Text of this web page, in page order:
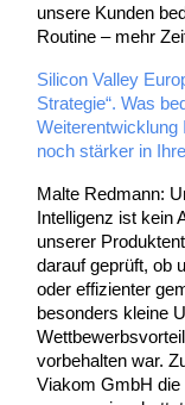
unsere Kunden
Routine – mehr
Silicon Valley
Strategie“. Was
Weiterentwicklung
noch stärker in
Malte Redmann:
Intelligenz ist kein
unserer
darauf geprüft, ob
oder effizienter
besonders kleine
vorbehalten war.
Viakom GmbH